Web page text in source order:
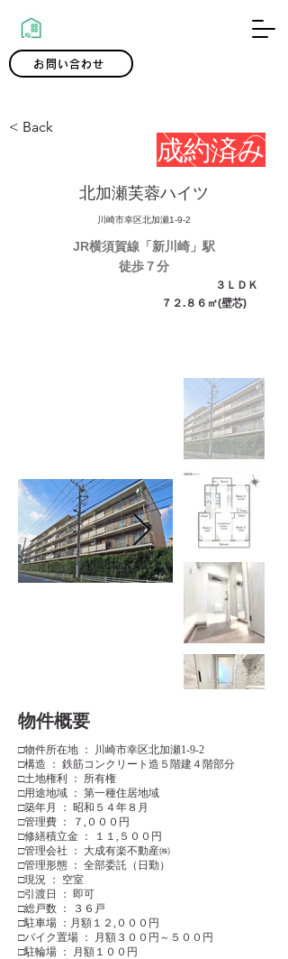
お問い合わせ
成約済み
北加瀬芙蓉ハイツ
川崎市幸区北加瀬1-9-2
JR横須賀線「新川崎」駅
徒歩７分
３ＬＤＫ
７２.８６㎡(壁芯)
< Back
​物件概要
□物件所在地 ： 川崎市幸区北加瀬1-9-2
□構造 ： 鉄筋コンクリート造５階建４階部分
□土地権利 ： 所有権
□用途地域 ： 第一種住居地域
□築年月 ： 昭和５４年８月
□管理費 ： ７,０００円
□修繕積立金 ： １１,５００円
□管理会社 ： 大成有楽不動産㈱
□管理形態 ： 全部委託（日勤）
□現況 ： 空室
□引渡日 ： 即可
□総戸数 ： ３６戸
□駐車場 ：月額１２,０００円
□バイク置場 ： 月額３００円～５００円
□駐輪場 ： 月額１００円